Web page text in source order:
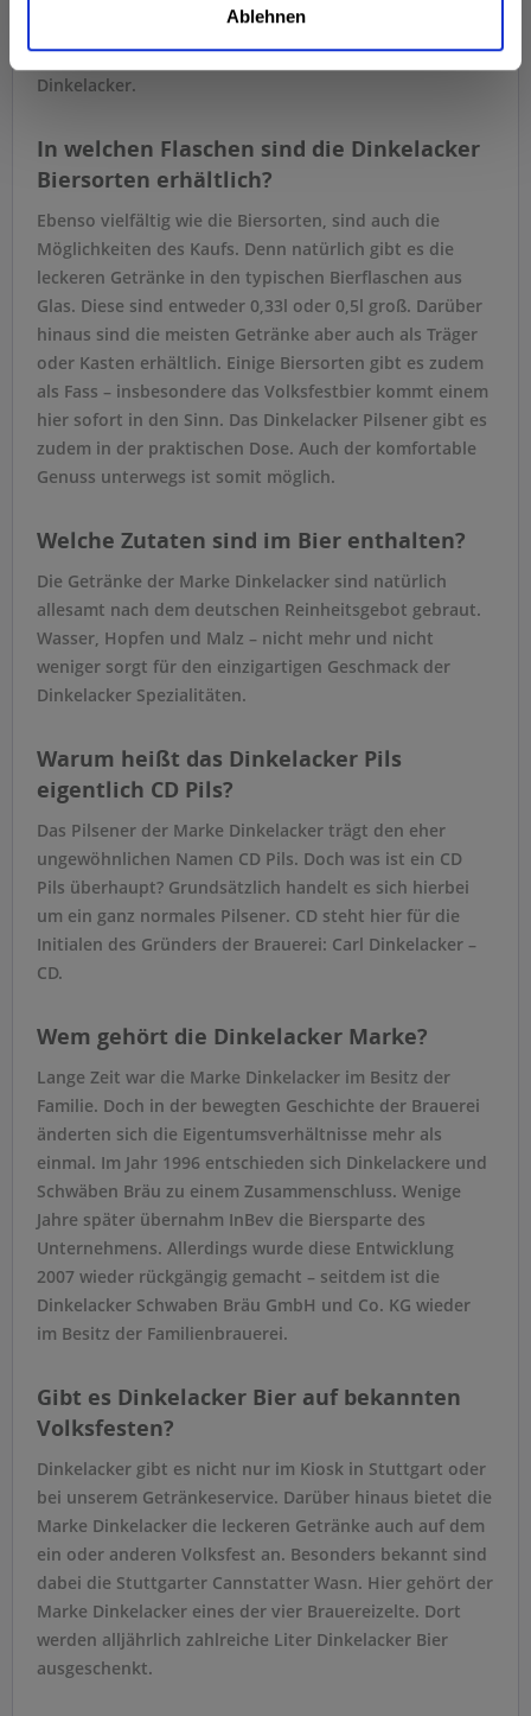
Ablehnen
einem Alkoholgehalt von 5,7 % vol. ist das
Frühlingsfestbier zugleich das stärkste Bier der Marke
Dinkelacker.
In welchen Flaschen sind die Dinkelacker
Biersorten erhältlich?
Ebenso vielfältig wie die Biersorten, sind auch die
Möglichkeiten des Kaufs. Denn natürlich gibt es die
leckeren Getränke in den typischen Bierflaschen aus
Glas. Diese sind entweder 0,33l oder 0,5l groß. Darüber
hinaus sind die meisten Getränke aber auch als Träger
oder Kasten erhältlich. Einige Biersorten gibt es zudem
als Fass – insbesondere das Volksfestbier kommt einem
hier sofort in den Sinn. Das Dinkelacker Pilsener gibt es
zudem in der praktischen Dose. Auch der komfortable
Genuss unterwegs ist somit möglich.
Welche Zutaten sind im Bier enthalten?
Die Getränke der Marke Dinkelacker sind natürlich
allesamt nach dem deutschen Reinheitsgebot gebraut.
Wasser, Hopfen und Malz – nicht mehr und nicht
weniger sorgt für den einzigartigen Geschmack der
Dinkelacker Spezialitäten.
Warum heißt das Dinkelacker Pils
eigentlich CD Pils?
Das Pilsener der Marke Dinkelacker trägt den eher
ungewöhnlichen Namen CD Pils. Doch was ist ein CD
Pils überhaupt? Grundsätzlich handelt es sich hierbei
um ein ganz normales Pilsener. CD steht hier für die
Initialen des Gründers der Brauerei: Carl Dinkelacker –
CD.
Wem gehört die Dinkelacker Marke?
Lange Zeit war die Marke Dinkelacker im Besitz der
Familie. Doch in der bewegten Geschichte der Brauerei
änderten sich die Eigentumsverhältnisse mehr als
einmal. Im Jahr 1996 entschieden sich Dinkelackere und
Schwäben Bräu zu einem Zusammenschluss. Wenige
Jahre später übernahm InBev die Biersparte des
Unternehmens. Allerdings wurde diese Entwicklung
2007 wieder rückgängig gemacht – seitdem ist die
Dinkelacker Schwaben Bräu GmbH und Co. KG wieder
im Besitz der Familienbrauerei.
Gibt es Dinkelacker Bier auf bekannten
Volksfesten?
Dinkelacker gibt es nicht nur im Kiosk in Stuttgart oder
bei unserem Getränkeservice. Darüber hinaus bietet die
Marke Dinkelacker die leckeren Getränke auch auf dem
ein oder anderen Volksfest an. Besonders bekannt sind
dabei die Stuttgarter Cannstatter Wasn. Hier gehört der
Marke Dinkelacker eines der vier Brauereizelte. Dort
werden alljährlich zahlreiche Liter Dinkelacker Bier
ausgeschenkt.